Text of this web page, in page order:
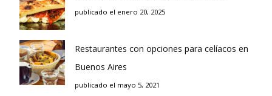
publicado el enero 20, 2025
Restaurantes con opciones para celíacos en
Buenos Aires
publicado el mayo 5, 2021